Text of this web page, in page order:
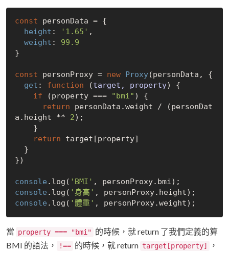
const personData = {
height : '1.65' ,
weight : 99.9
}
const personProxy = new Proxy(personData, {
get : function (target, property) {
if (property === "bmi" ) {
return personData.weight / (personDat
a.height ** 2);
return target[property]
})
console .log( 'BMI'
console .log( '身高'
console .log( '體重'
當 property === "bmi" 的時候，就 return 了我們定義的算
BMI 的語法，
!== 的時候，就 return target[property]
，